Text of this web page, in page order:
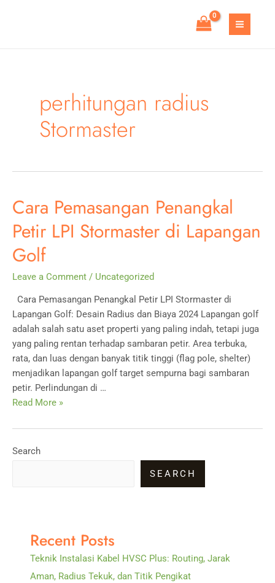
MAIN
perhitungan radius
Stormaster
Cara Pemasangan Penangkal
Petir LPI Stormaster di Lapangan
Golf
Leave a Comment / Uncategorized
Cara Pemasangan Penangkal Petir LPI Stormaster di
Lapangan Golf: Desain Radius dan Biaya 2024 Lapangan golf
adalah salah satu aset properti yang paling indah, tetapi juga
yang paling rentan terhadap sambaran petir. Area terbuka,
rata, dan luas dengan banyak titik tinggi (flag pole, shelter)
menjadikan lapangan golf target sempurna bagi sambaran
petir. Perlindungan di …
Cara
Penangkal
Petir
Read More »
Search
SEARCH
Recent Posts
Teknik Instalasi Kabel HVSC Plus: Routing, Jarak
Aman, Radius Tekuk, dan Titik Pengikat